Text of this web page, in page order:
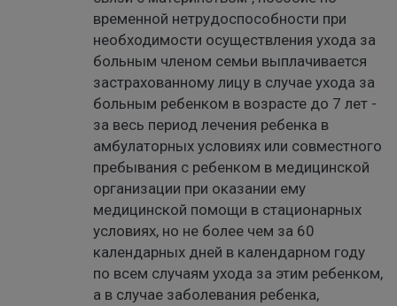
временной нетрудоспособности при
необходимости осуществления ухода за
больным членом семьи выплачивается
застрахованному лицу в случае ухода за
больным ребенком в возрасте до 7 лет -
за весь период лечения ребенка в
амбулаторных условиях или совместного
пребывания с ребенком в медицинской
организации при оказании ему
медицинской помощи в стационарных
условиях, но не более чем за 60
календарных дней в календарном году
по всем случаям ухода за этим ребенком,
а в случае заболевания ребенка,